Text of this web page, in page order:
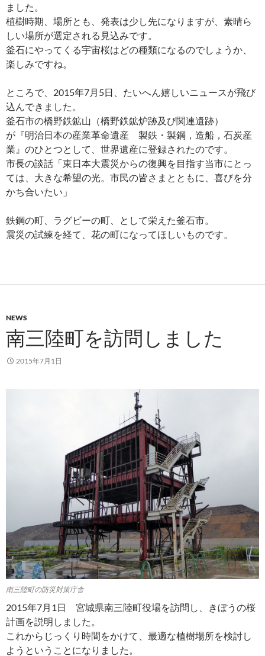
ました。
植樹時期、場所とも、発表は少し先になりますが、素晴ら
しい場所が選定される見込みです。
釜石にやってくる宇宙桜はどの種類になるのでしょうか、
楽しみですね。
ところで、2015年7月5日、たいへん嬉しいニュースが飛び
込んできました。
釜石市の橋野鉄鉱山（橋野鉄鉱炉跡及び関連遺跡）
が『明治日本の産業革命遺産 製鉄・製鋼，造船，石炭産
業』のひとつとして、世界遺産に登録されたのです。
市長の談話「東日本大震災からの復興を目指す当市にとっ
ては、大きな希望の光。市民の皆さまとともに、喜びを分
かち合いたい」
鉄鋼の町、ラグビーの町、として栄えた釜石市。
震災の試練を経て、花の町になってほしいものです。
NEWS
南三陸町を訪問しました
2015年7月1日
南三陸町の防災対策庁舎
2015年7月1日 宮城県南三陸町役場を訪問し、きぼうの桜
計画を説明しました。
これからじっくり時間をかけて、最適な植樹場所を検討し
ようということになりました。